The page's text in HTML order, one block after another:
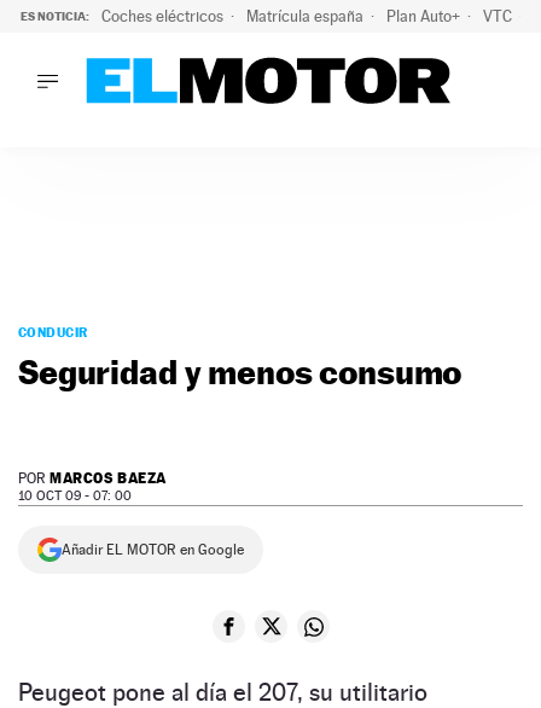
ES NOTICIA: Coches eléctricos Matrícula españa Plan Auto+ VTC
PODCAST
MOTOS
PREMIOS
CONDUCIR
Seguridad y menos consumo
POR MARCOS BAEZA
10 OCT 09 - 07: 00
Añadir EL MOTOR en Google
Peugeot pone al día el 207, su utilitario